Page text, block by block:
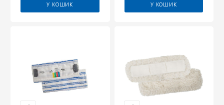
У КОШИК У КОШИК